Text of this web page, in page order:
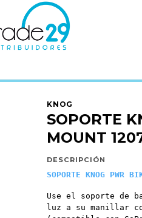
KNOG
SOPORTE
MOUNT
DESCRIPCIÓN
SOPORTE KNOG PWR
Use el soporte de
luz a su manillar